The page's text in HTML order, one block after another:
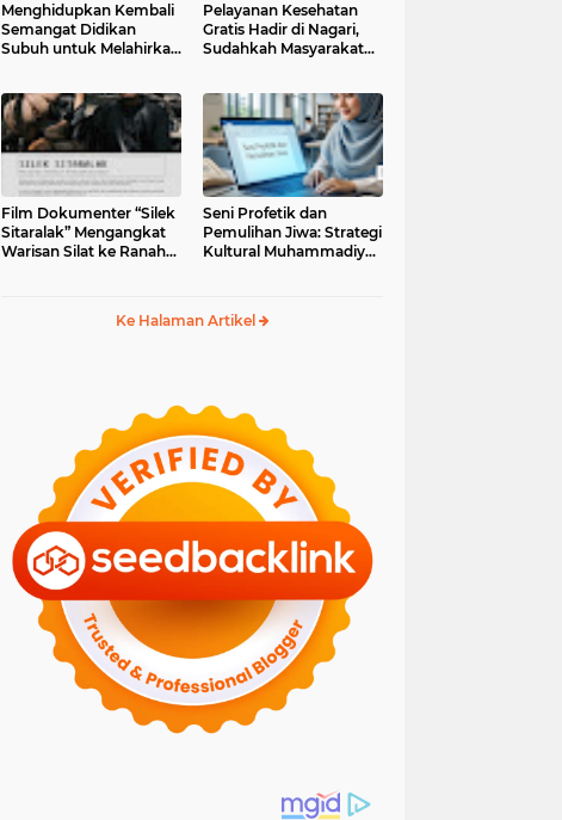
Menghidupkan Kembali
Semangat Didikan
Subuh untuk Melahirkan
Pelayanan Kesehatan
Gratis Hadir di Nagari,
Sudahkah Masyarakat
Film Dokumenter “Silek
Sitaralak” Mengangkat
Warisan Silat ke Ranah
Seni Profetik dan
Pemulihan Jiwa: Strategi
Kultural Muhammadiyah
Ke Halaman Artikel